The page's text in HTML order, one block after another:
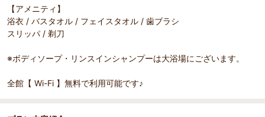
【アメニティ】
浴衣 / バスタオル / フェイスタオル / 歯ブラシ
スリッパ / 剃刀
※ボディソープ・リンスインシャンプーは大浴場にございます。
全館【 Wi-Fi 】無料で利用可能です♪